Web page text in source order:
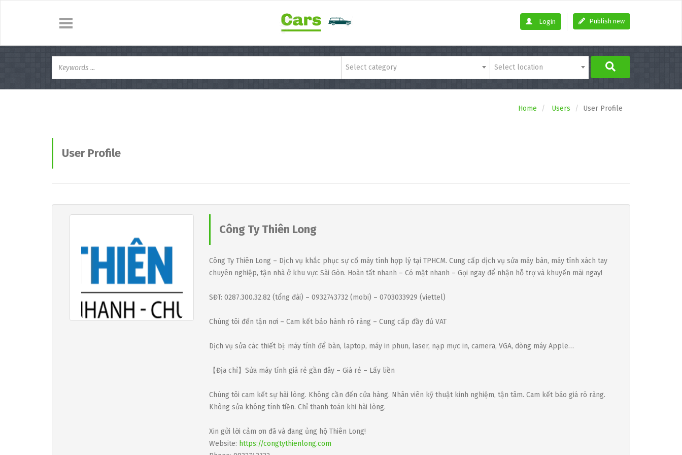
Publish new
Login
Select category Select location
Home Users User Profile
User Profile
Công Ty Thiên Long
Công Ty Thiên Long – Dịch vụ khắc phục sự cố máy tính hợp lý tại TPHCM. Cung cấp dịch vụ sửa máy bàn, máy tính xách tay
chuyên nghiệp, tận nhà ở khu vực Sài Gòn. Hoàn tất nhanh – Có mặt nhanh – Gọi ngay để nhận hỗ trợ và khuyến mãi ngay!
SĐT: 0287.300.32.82 (tổng đài) – 0932743732 (mobi) – 0703033929 (viettel)
Chúng tôi đến tận nơi – Cam kết bảo hành rõ ràng – Cung cấp đầy đủ VAT
Dịch vụ sửa các thiết bị: máy tính để bàn, laptop, máy in phun, laser, nạp mực in, camera, VGA, dòng máy Apple…
【Địa chỉ】Sửa máy tính giá rẻ gần đây – Giá rẻ – Lấy liền
Chúng tôi cam kết sự hài lòng. Không cần đến cửa hàng. Nhân viên kỹ thuật kinh nghiệm, tận tâm. Cam kết báo giá rõ ràng.
Không sửa không tính tiền. Chỉ thanh toán khi hài lòng.
Xin gửi lời cảm ơn đã và đang ủng hộ Thiên Long!
Website: https://congtythienlong.com